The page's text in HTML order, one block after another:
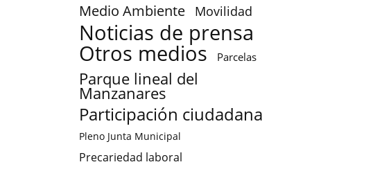
Medio Ambiente Movilidad
Noticias de prensa
Otros medios Parcelas
Parque lineal del
Manzanares
Participación ciudadana
Pleno Junta Municipal
Precariedad laboral